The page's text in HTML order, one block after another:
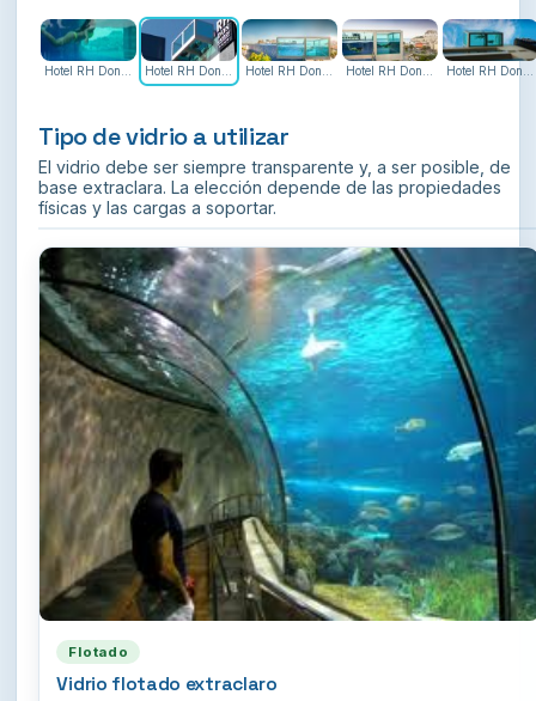
Hotel RH Don Carlos Peñíscola
Detalle de la instalación · Peñíscola, Castellón
Tipo de vidrio a utilizar
El vidrio debe ser siempre transparente y, a ser posible, de
base extraclara. La elección depende de las propiedades
físicas y las cargas a soportar.
Flotado
Vidrio flotado extraclaro